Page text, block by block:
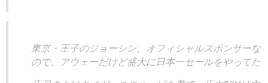
東京・王子のジョーシン、オフィシャルスポンサーな
ので、アウェーだけど盛大に日本一セールをやってた